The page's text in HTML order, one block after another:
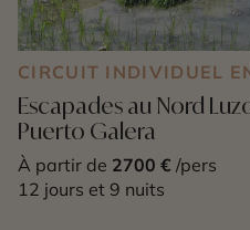
CIRCUIT INDIVIDUEL
Escapades au Nord
Puerto Galera
À partir de 2700 € /pers
12 jours et 9 nuits